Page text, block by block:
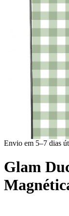
Envio em 5–7 dias
Glam